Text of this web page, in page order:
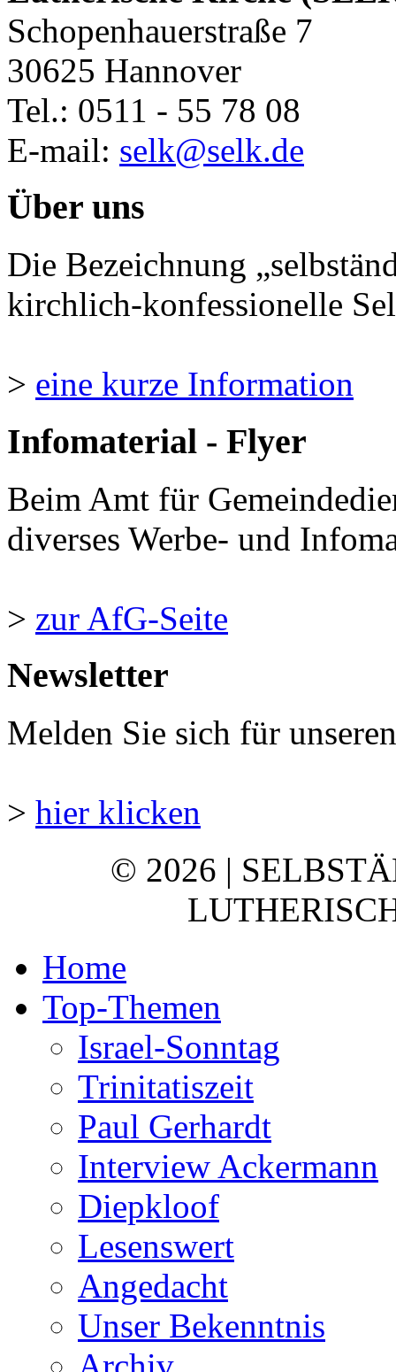
Schopenhauerstraße 7
30625 Hannover
Tel.: 0511 - 55 78 08
E-mail: selk@selk.de
Über uns
Die Bezeichnung
kirchlich-konfessionelle
> eine kurze Information
Infomaterial - Flyer
Beim Amt für
diverses Werbe- und
> zur AfG-Seite
Newsletter
Melden Sie sich für
> hier klicken
© 2026 |
Home
Top-Themen
Israel-Sonntag
Trinitatiszeit
Paul Gerhardt
Interview Ackermann
Diepkloof
Lesenswert
Angedacht
Unser Bekenntnis